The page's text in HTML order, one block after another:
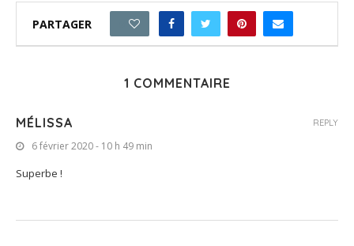
PARTAGER
1 COMMENTAIRE
MÉLISSA
6 février 2020 - 10 h 49 min
Superbe !
REPLY